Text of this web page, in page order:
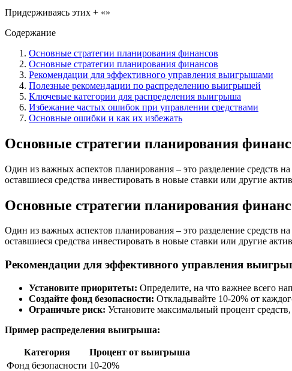
Придерживаясь этих + «»
Содержание
Основные стратегии планирования финансов
Основные стратегии планирования финансов
Рекомендации для эффективного управления выигрышами
Полезные рекомендации по распределению выигрышей
Ключевые категории для распределения выигрыша
Избежание частых ошибок при управлении средствами
Основные ошибки и как их избежать
Основные стратегии планирования
Один из важных аспектов планирования – это разделение средств
оставшиеся средства инвестировать в новые ставки или другие
Основные стратегии планирования
Один из важных аспектов планирования – это разделение средств
оставшиеся средства инвестировать в новые ставки или другие
Рекомендации для эффективного управления
Установите приоритеты: Определите, на что важнее всего
Создайте фонд безопасности: Откладывайте 10-20% от
Ограничьте риск: Установите максимальный процент
Пример распределения выигрыша:
Категория
Процент от выигрыша
Фонд безопасности 10-20%